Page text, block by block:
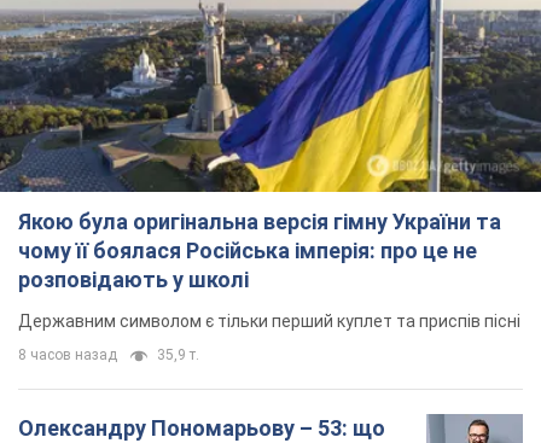
Якою була оригінальна версія гімну України та
чому її боялася Російська імперія: про це не
розповідають у школі
Державним символом є тільки перший куплет та приспів пісні
8 часов назад 35,9 т.
Олександру Пономарьову – 53: що